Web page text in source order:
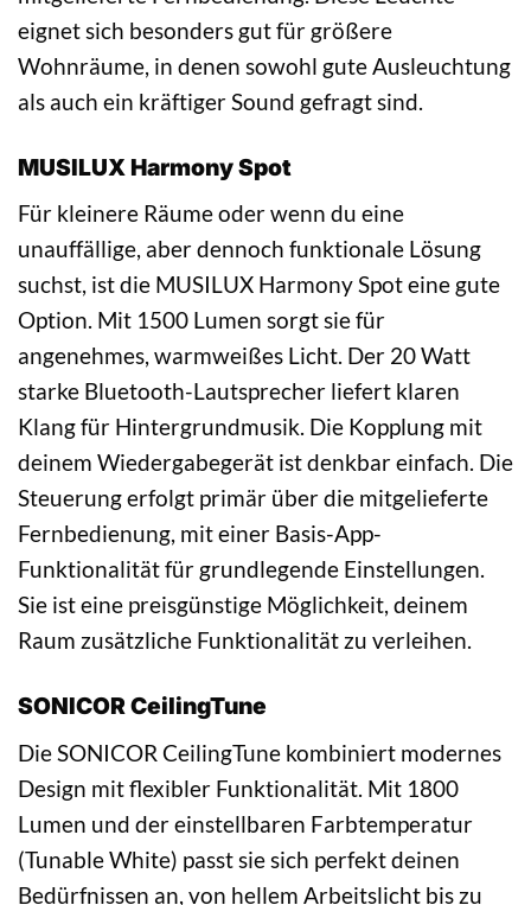
eignet sich besonders gut für größere
Wohnräume, in denen sowohl gute Ausleuchtung
als auch ein kräftiger Sound gefragt sind.
MUSILUX Harmony Spot
Für kleinere Räume oder wenn du eine
unauffällige, aber dennoch funktionale Lösung
suchst, ist die MUSILUX Harmony Spot eine gute
Option. Mit 1500 Lumen sorgt sie für
angenehmes, warmweißes Licht. Der 20 Watt
starke Bluetooth-Lautsprecher liefert klaren
Klang für Hintergrundmusik. Die Kopplung mit
deinem Wiedergabegerät ist denkbar einfach. Die
Steuerung erfolgt primär über die mitgelieferte
Fernbedienung, mit einer Basis-App-
Funktionalität für grundlegende Einstellungen.
Sie ist eine preisgünstige Möglichkeit, deinem
Raum zusätzliche Funktionalität zu verleihen.
SONICOR CeilingTune
Die SONICOR CeilingTune kombiniert modernes
Design mit flexibler Funktionalität. Mit 1800
Lumen und der einstellbaren Farbtemperatur
(Tunable White) passt sie sich perfekt deinen
Bedürfnissen an, von hellem Arbeitslicht bis zu